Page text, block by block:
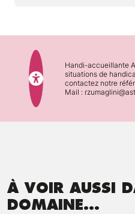
Handi-accueillante
situations de
contactez notre
Mail :
À VOIR AUSSI
DOMAINE...